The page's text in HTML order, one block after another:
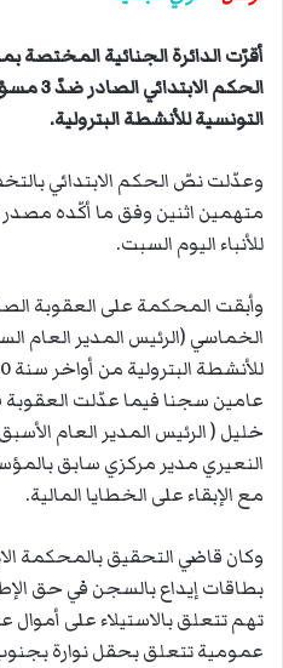
ي
ا
أقرّت الدائرة الجنائية المختصة
الحكم
التونسية للأنشطة البترولية.
وعدّلت نصّ الحكم الابتدائي
متهمين اثنين وفق ما أكّده مصدر
للأنباء اليوم السبت.
وأبقت المحكمة على العقوبة
الخماسي (الرئيس المدير العام
عامين سجنا فيما عدّلت
خليل ( الرئيس المدير العام
مع الإبقاء على الخطايا المالية.
وكان قاضي التحقيق بالمحكمة
بطاقات إيداع بالسجن في حق
تهم تتعلق بالاستيلاء على
عمومية تتعلق بحقل نوارة